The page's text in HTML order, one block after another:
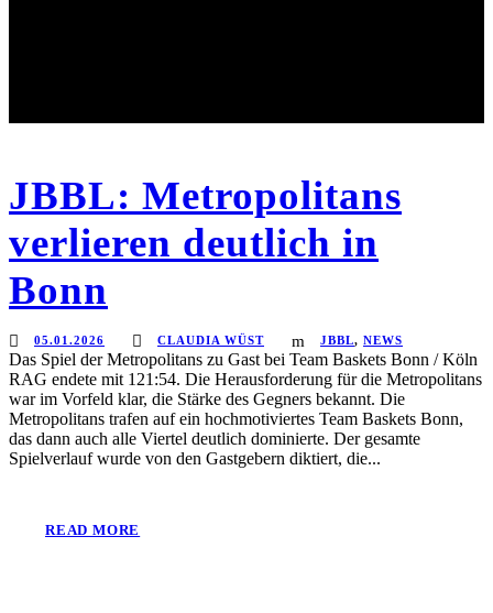
JBBL: Metropolitans
verlieren deutlich in
Bonn
05.01.2026 CLAUDIA WÜST JBBL, NEWS
Das Spiel der Metropolitans zu Gast bei Team Baskets Bonn / Köln
RAG endete mit 121:54. Die Herausforderung für die Metropolitans
war im Vorfeld klar, die Stärke des Gegners bekannt. Die
Metropolitans trafen auf ein hochmotiviertes Team Baskets Bonn,
das dann auch alle Viertel deutlich dominierte. Der gesamte
Spielverlauf wurde von den Gastgebern diktiert, die...
READ MORE